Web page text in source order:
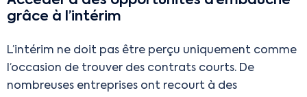
grâce à l’intérim
L’intérim ne doit pas être perçu uniquement comme
l’occasion de trouver des contrats courts. De
nombreuses entreprises ont recourt à des